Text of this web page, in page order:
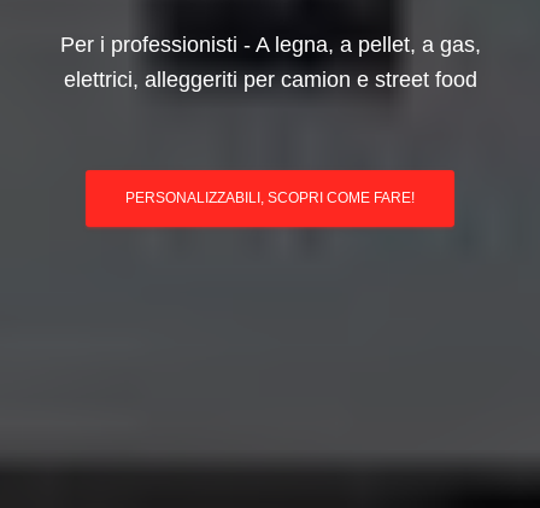
Per i professionisti - A legna, a pellet, a gas,
elettrici, alleggeriti per camion e street food
PERSONALIZZABILI, SCOPRI COME FARE!